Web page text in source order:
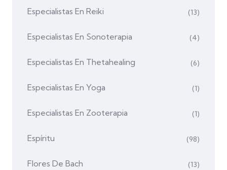
Especialistas En Reiki (13)
Especialistas En Sonoterapia (4)
Especialistas En Thetahealing (6)
Especialistas En Yoga (1)
Especialistas En Zooterapia (1)
Espíritu (98)
Flores De Bach (13)